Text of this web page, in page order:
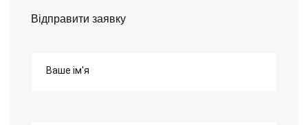
Відправити заявку
Ваше ім'я